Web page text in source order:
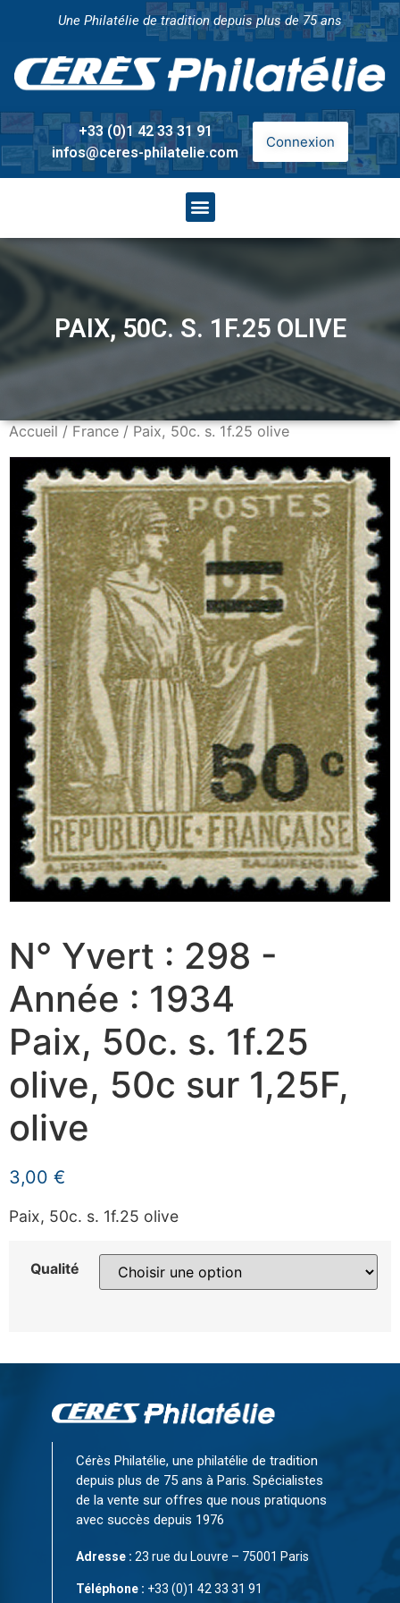
Une Philatélie de tradition depuis plus de 75 ans
+33 (0)1 42 33 31 91
infos@ceres-philatelie.com
Connexion
PAIX, 50C. S. 1F.25 OLIVE
Accueil/France/ Paix, 50c. s. 1f.25 olive
N° Yvert : 298 -
Année : 1934
Paix, 50c. s. 1f.25
olive, 50c sur 1,25F,
olive
3,00 €
Paix, 50c. s. 1f.25 olive
Qualité
Cérès Philatélie, une philatélie de tradition
depuis plus de 75 ans à Paris. Spécialistes
de la vente sur offres que nous pratiquons
avec succès depuis 1976
Adresse : 23 rue du Louvre – 75001 Paris
Téléphone : +33 (0)1 42 33 31 91